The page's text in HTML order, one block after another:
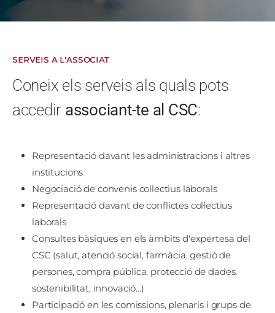
SERVEIS A L'ASSOCIAT
Coneix els serveis als quals pots
accedir associant-te al CSC:
Representació davant les administracions i altres
institucions
Negociació de convenis col·lectius laborals
Representació davant de conflictes col·lectius
laborals
Consultes bàsiques en els àmbits d'expertesa del
CSC (salut, atenció social, farmàcia, gestió de
persones, compra pública, protecció de dades,
sostenibilitat, innovació…)
Participació en les comissions, plenaris i grups de